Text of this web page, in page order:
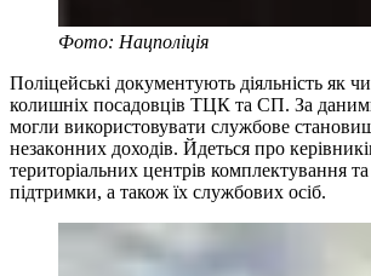
Фото: Нацполіція
Поліцейські документують діяльність як
колишніх посадовців ТЦК та СП. За
могли використовувати службове
незаконних доходів. Йдеться про
територіальних центрів комплектування та
підтримки, а також їх службових осіб.